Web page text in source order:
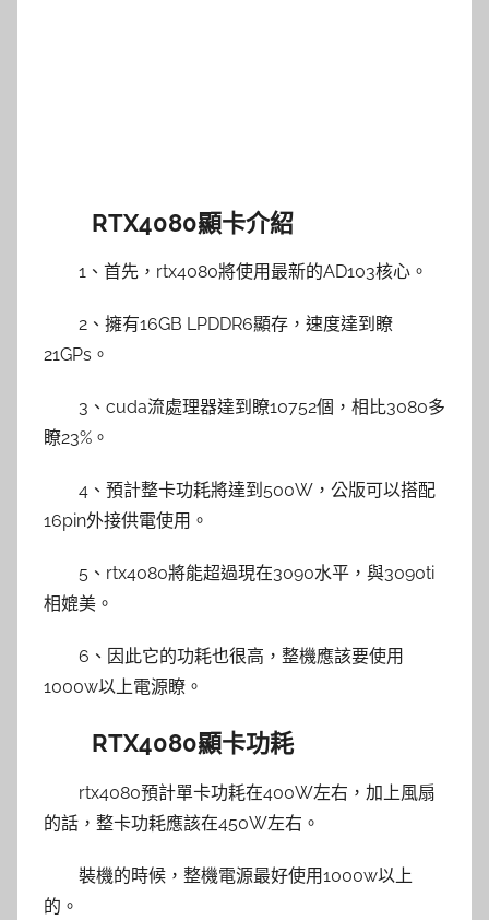
RTX4080顯卡介紹
1、首先，rtx4080將使用最新的AD103核心。
2、擁有16GB LPDDR6顯存，速度達到瞭
21GPs。
3、cuda流處理器達到瞭10752個，相比3080多
瞭23%。
4、預計整卡功耗將達到500W，公版可以搭配
16pin外接供電使用。
5、rtx4080將能超過現在3090水平，與3090ti
相媲美。
6、因此它的功耗也很高，整機應該要使用
1000w以上電源瞭。
RTX4080顯卡功耗
rtx4080預計單卡功耗在400W左右，加上風扇
的話，整卡功耗應該在450W左右。
裝機的時候，整機電源最好使用1000w以上
的。